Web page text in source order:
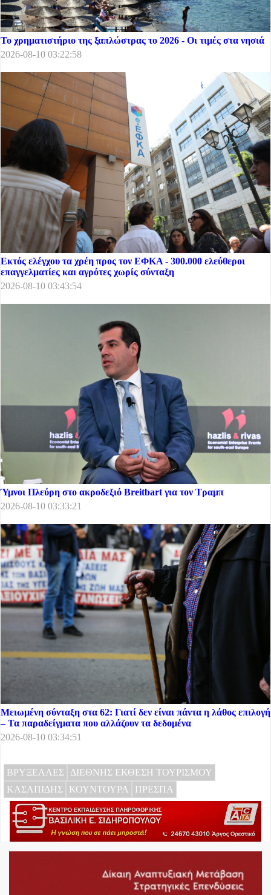
Το χρηματιστήριο της ξαπλώστρας το 2026 - Οι τιμές στα νησιά
2026-08-10 03:22:58
Εκτός ελέγχου τα χρέη προς τον ΕΦΚΑ - 300.000 ελεύθεροι
επαγγελματίες και αγρότες χωρίς σύνταξη
2026-08-10 03:43:54
Ύμνοι Πλεύρη στο ακροδεξιό Breitbart για τον Τραμπ
2026-08-10 03:33:21
Μειωμένη σύνταξη στα 62: Γιατί δεν είναι πάντα η λάθος επιλογή
– Τα παραδείγματα που αλλάζουν τα δεδομένα
2026-08-10 03:34:51
ΒΡΥΞΕΛΛΕΣ
ΔΙΕΘΝΗΣ ΕΚΘΕΣΗ ΤΟΥΡΙΣΜΟΥ
ΚΑΣΑΠΙΔΗΣ
ΚΟΥΝΤΟΥΡΑ ΠΡΕΣΠΑ